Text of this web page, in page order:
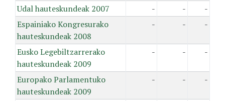
Udal hauteskundeak 2007 - -
-
Espainiako Kongresurako
hauteskundeak 2008
- - -
Eusko Legebiltzarrerako
hauteskundeak 2009
- - -
Europako Parlamentuko
hauteskundeak 2009
- - -